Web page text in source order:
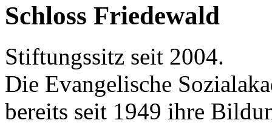
Schloss Friedewald
Stiftungssitz seit 2004.
Die Evangelische
bereits seit 1949 ihre